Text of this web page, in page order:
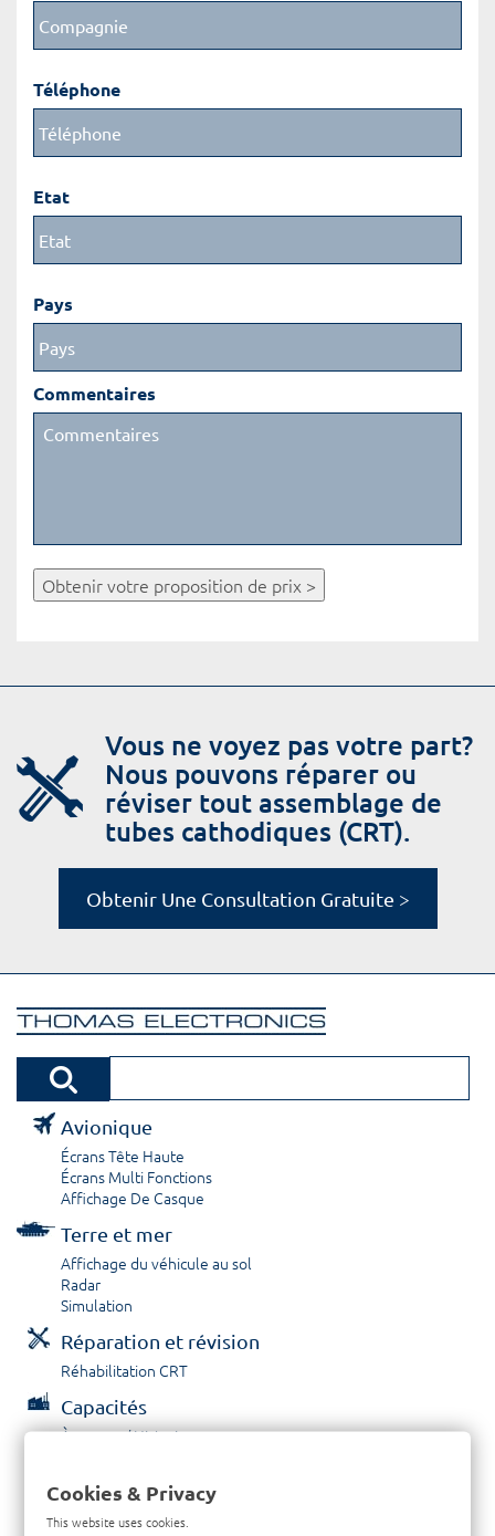
Téléphone
Etat
Pays
Commentaires
Obtenir votre proposition de prix >
Vous ne voyez pas votre part?
Nous pouvons réparer ou
réviser tout assemblage de
tubes cathodiques (CRT).
Obtenir Une Consultation Gratuite >
Avionique
Écrans Tête Haute
Écrans Multi Fonctions
Affichage De Casque
Terre et mer
Affichage du véhicule au sol
Radar
Simulation
Réparation et révision
Réhabilitation CRT
Capacités
À propos / Historique
Contactez nous
Cookies & Privacy
This website uses cookies.